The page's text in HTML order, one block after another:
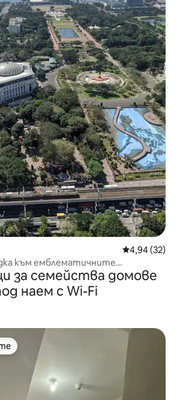
Средна
4,94 (32)
към емблематичните
на Манила
за семейства домове
наем с Wi-Fi